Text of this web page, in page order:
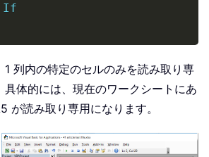
If
1 列内の特定のセルのみを読み取り専
具体的には、現在のワークシートにあ
が読み取り専用になります。